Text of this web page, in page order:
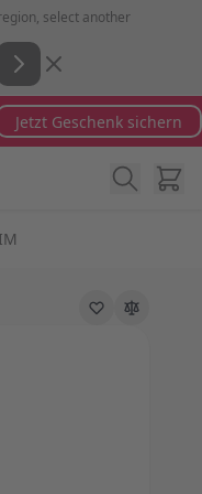
select another
Jetzt Geschenk sichern